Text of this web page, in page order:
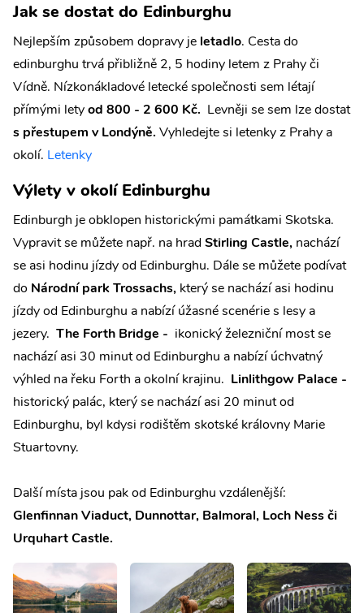
Jak se dostat do Edinburghu
Nejlepším způsobem dopravy je letadlo. Cesta do
edinburghu trvá přibližně 2, 5 hodiny letem z Prahy či
Vídně. Nízkonákladové letecké společnosti sem létají
přímými letyod 800 - 2 600 Kč. Levněji se sem lze dostat
s přestupem v Londýně. Vyhledejte si letenky z Prahy a
okolí. Letenky
Výlety v okolí Edinburghu
Edinburgh je obklopen historickými památkami Skotska.
Vypravit se můžete např. na hradStirling Castle, nachází
se asi hodinu jízdy od Edinburghu. Dále se můžete podívat
do Národní park Trossachs, který se nachází asi hodinu
jízdy od Edinburghu a nabízí úžasné scenérie s lesy a
jezery. The Forth Bridge - ikonický železniční most se
nachází asi 30 minut od Edinburghu a nabízí úchvatný
výhled na řeku Forth a okolní krajinu. Linlithgow Palace -
historický palác, který se nachází asi 20 minut od
Edinburghu, byl kdysi rodištěm skotské královny Marie
Stuartovny.
Další místa jsou pak od Edinburghu vzdálenější:
Glenfinnan Viaduct, Dunnottar, Balmoral, Loch Ness či
Urquhart Castle.